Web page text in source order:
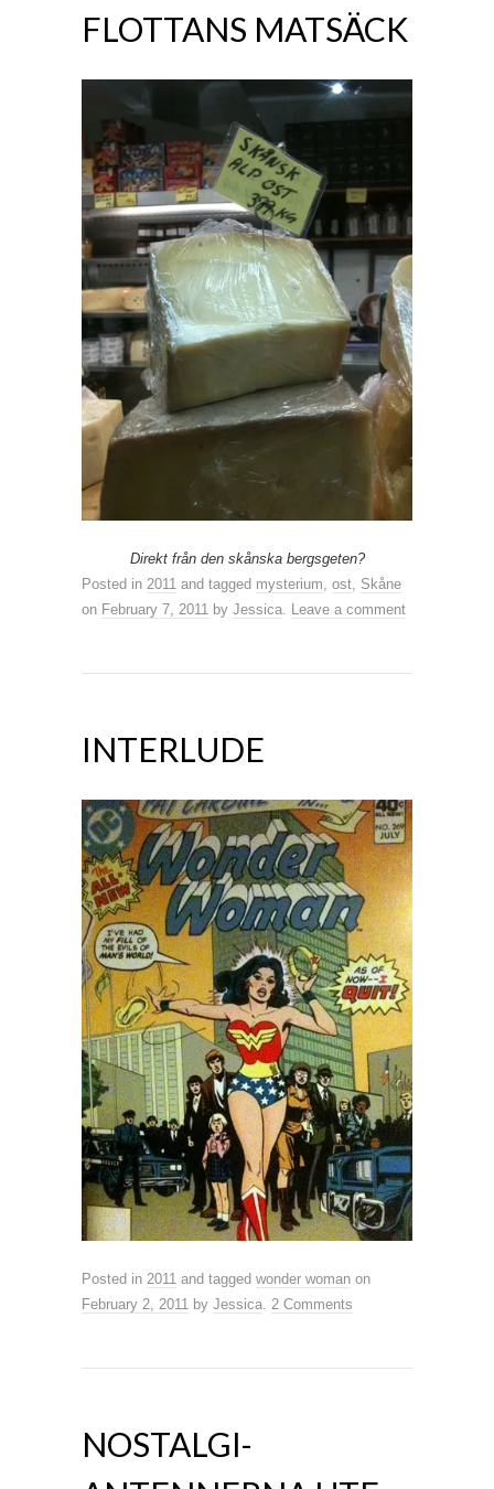
FLOTTANS MATSÄCK
Direkt från den skånska bergsgeten?
Posted in 2011 and tagged mysterium ost Skåne
on February 7, 2011 by Jessica Leave a comment
INTERLUDE
Posted in 2011 and tagged wonder woman on
February 2, 2011 by Jessica 2 Comments
NOSTALGI-